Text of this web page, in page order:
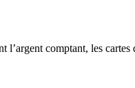
comptant, les